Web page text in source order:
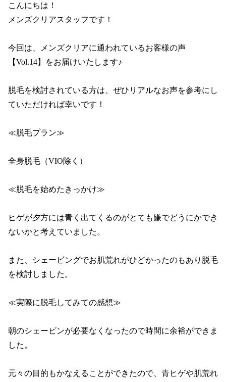
こんにちは！
メンズクリアスタッフです！
今回は、メンズクリアに通われているお客様の声
【Vol.14】をお届けいたします♪
脱毛を検討されている方は、ぜひリアルなお声を参考にし
ていただければ幸いです！
≪脱毛プラン≫
全身脱毛（VIO除く）
≪脱毛を始めたきっかけ≫
ヒゲが夕方には青く出てくるのがとても嫌でどうにかでき
ないかと考えていました。
また、シェービングでお肌荒れがひどかったのもあり脱毛
を検討しました。
≪実際に脱毛してみての感想≫
朝のシェービンが必要なくなったので時間に余裕ができま
した。
元々の目的もかなえることができたので、青ヒゲや肌荒れ